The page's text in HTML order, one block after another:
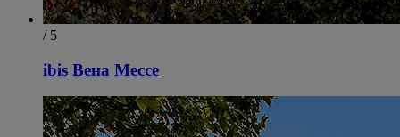
/ 5
ibis Вена Мессе